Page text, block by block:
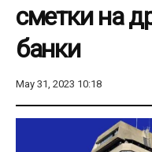
сметки на
банки
May 31, 2023 10:18